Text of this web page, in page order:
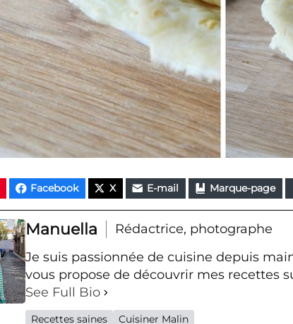
Facebook X E-mail Marque-page
Manuella
Rédactrice, photographe
Je suis passionnée de cuisine depuis
vous propose de découvrir mes recettes
See Full Bio
Recettes saines Cuisiner Malin